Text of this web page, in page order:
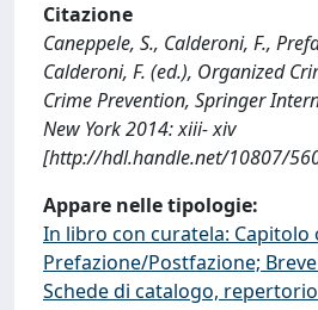
Citazione
Caneppele, S., Calderoni, F.,
Calderoni, F. (ed.), Organized
Crime Prevention, Springer
New York 2014: xiii- xiv
[http://hdl.handle.net/10807/
Appare nelle tipologie:
In libro con curatela: Capitolo
Prefazione/Postfazione;
Schede di catalogo,